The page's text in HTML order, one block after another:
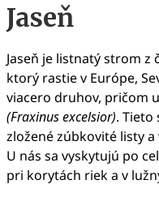
Jaseň
Jaseň je listnatý strom z
ktorý rastie v Európe,
viacero druhov, pričom
(Fraxinus excelsior).
zložené zúbkovité listy
U nás sa vyskytujú po
pri korytách riek a v